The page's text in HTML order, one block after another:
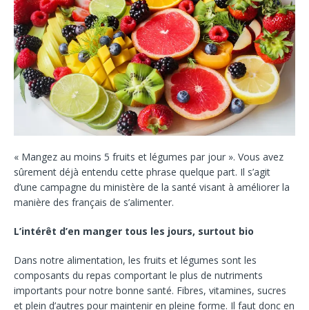
« Mangez au moins 5 fruits et légumes par jour ». Vous avez
sûrement déjà entendu cette phrase quelque part. Il s’agit
d’une campagne du ministère de la santé visant à améliorer la
manière des français de s’alimenter.
L’intérêt d’en manger tous les jours, surtout bio
Dans notre alimentation, les fruits et légumes sont les
composants du repas comportant le plus de nutriments
importants pour notre bonne santé. Fibres, vitamines, sucres
et plein d’autres pour maintenir en pleine forme. Il faut donc en